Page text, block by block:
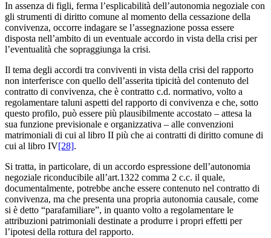
In assenza di figli, ferma l’esplicabilità dell’autonomia negoziale con
gli strumenti di diritto comune al momento della cessazione della
convivenza, occorre indagare se l’assegnazione possa essere
disposta nell’ambito di un eventuale accordo in vista della crisi per
l’eventualità che sopraggiunga la crisi.
Il tema degli accordi tra conviventi in vista della crisi del rapporto
non interferisce con quello dell’asserita tipicità del contenuto del
contratto di convivenza, che è contratto c.d. normativo, volto a
regolamentare taluni aspetti del rapporto di convivenza e che, sotto
questo profilo, può essere più plausibilmente accostato – attesa la
sua funzione previsionale e organizzativa – alle convenzioni
matrimoniali di cui al libro II più che ai contratti di diritto comune di
cui al libro IV[28].
Si tratta, in particolare, di un accordo espressione dell’autonomia
negoziale riconducibile all’art.1322 comma 2 c.c. il quale,
documentalmente, potrebbe anche essere contenuto nel contratto di
convivenza, ma che presenta una propria autonomia causale, come
si è detto “parafamiliare”, in quanto volto a regolamentare le
attribuzioni patrimoniali destinate a produrre i propri effetti per
l’ipotesi della rottura del rapporto.